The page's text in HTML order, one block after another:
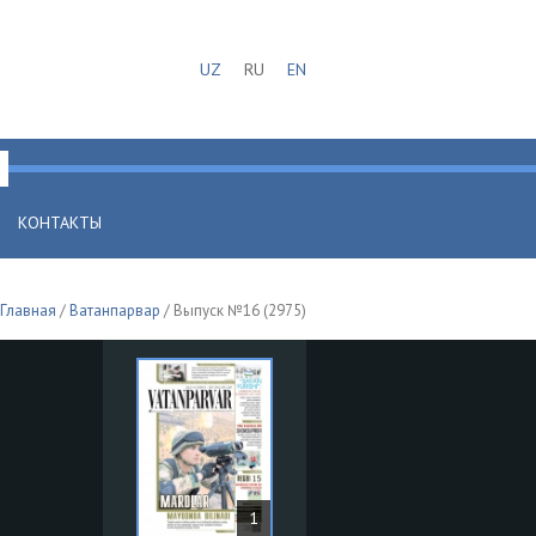
UZ RU EN
КОНТАКТЫ
Главная /Ватанпарвар / Выпуск №16 (2975)
1